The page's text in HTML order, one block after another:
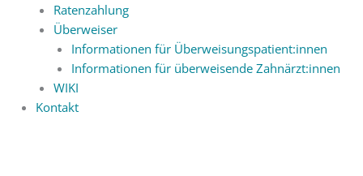
Ratenzahlung
Überweiser
Informationen für Überweisungspatient:innen
Informationen für überweisende Zahnärzt:innen
WIKI
Kontakt